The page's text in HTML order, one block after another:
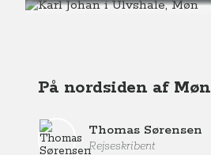
På nordsiden af
Thomas Sørensen
Rejseskribent